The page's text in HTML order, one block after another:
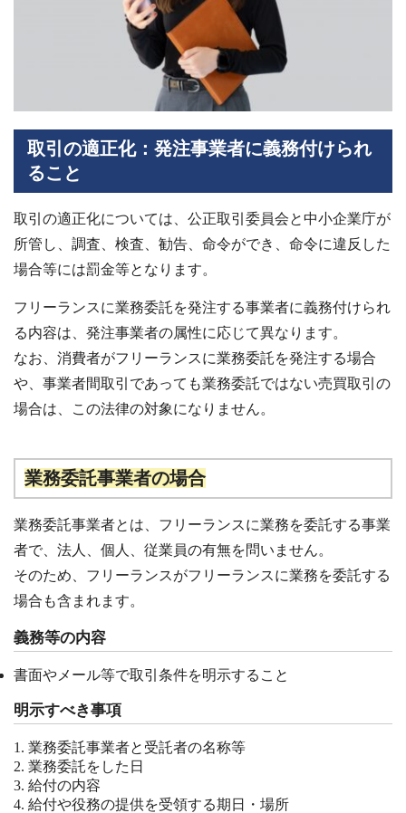
取引の適正化：発注事業者に義務付けられ
ること
取引の適正化については、公正取引委員会と中小企業庁が
所管し、調査、検査、勧告、命令ができ、命令に違反した
場合等には罰金等となります。
フリーランスに業務委託を発注する事業者に義務付けられ
る内容は、発注事業者の属性に応じて異なります。
なお、消費者がフリーランスに業務委託を発注する場合
や、事業者間取引であっても業務委託ではない売買取引の
場合は、この法律の対象になりません。
業務委託事業者の場合
業務委託事業者とは、フリーランスに業務を委託する事業
者で、法人、個人、従業員の有無を問いません。
そのため、フリーランスがフリーランスに業務を委託する
場合も含まれます。
義務等の内容
書面やメール等で取引条件を明示すること
明示すべき事項
業務委託事業者と受託者の名称等
業務委託をした日
給付の内容
給付や役務の提供を受領する期日・場所